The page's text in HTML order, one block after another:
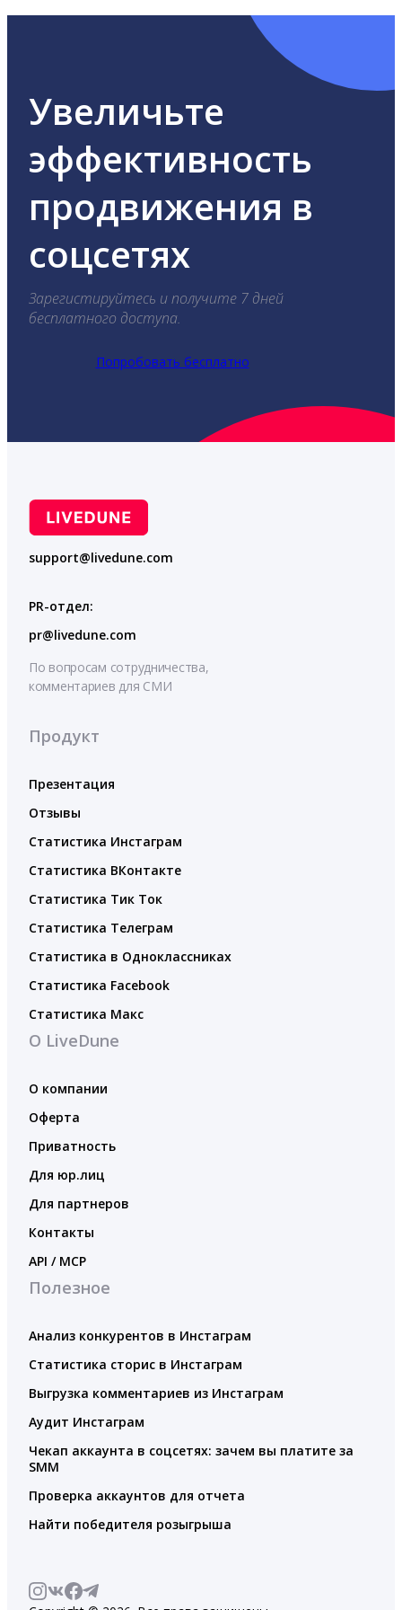
Увеличьте
эффективность
продвижения в
соцсетях
Зарегистируйтесь и получите 7 дней
бесплатного доступа.
Попробовать бесплатно
support@livedune.com
PR-отдел:
pr@livedune.com
По вопросам сотрудничества,
комментариев для СМИ
Продукт
Презентация
Отзывы
Статистика Инстаграм
Статистика ВКонтакте
Статистика Тик Ток
Статистика Телеграм
Статистика в Одноклассниках
Статистика Facebook
Статистика Макс
О LiveDune
О компании
Оферта
Приватность
Для юр.лиц
Для партнеров
Контакты
API / MCP
Полезное
Анализ конкурентов в Инстаграм
Статистика сторис в Инстаграм
Выгрузка комментариев из Инстаграм
Аудит Инстаграм
Чекап аккаунта в соцсетях: зачем вы платите за
SMM
Проверка аккаунтов для отчета
Найти победителя розыгрыша